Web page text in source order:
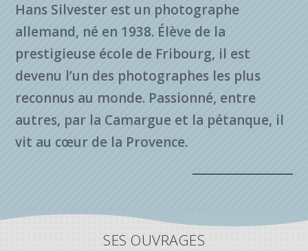
Hans Silvester est un photographe
allemand, né en 1938. Élève de la
prestigieuse école de Fribourg, il est
devenu l’un des photographes les plus
reconnus au monde. Passionné, entre
autres, par la Camargue et la pétanque, il
vit au cœur de la Provence.
SES OUVRAGES